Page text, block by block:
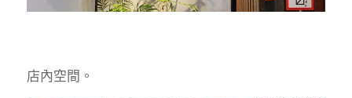
店內空間。